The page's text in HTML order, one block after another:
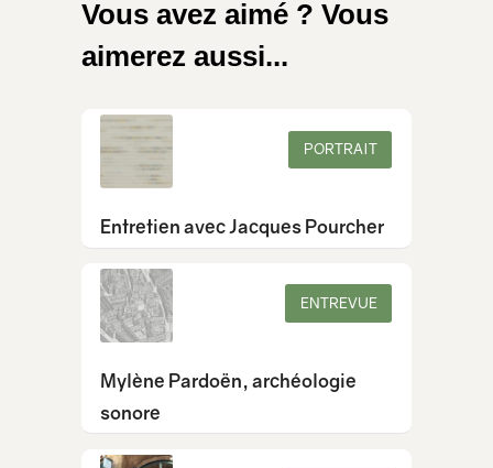
Vous avez aimé ? Vous
aimerez aussi...
PORTRAIT
Entretien avec Jacques Pourcher
ENTREVUE
Mylène Pardoën, archéologie
sonore